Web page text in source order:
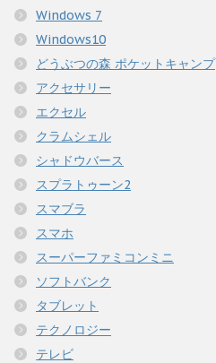
Windows 7
Windows10
どうぶつの森 ポケットキャンプ
アクセサリー
エクセル
クラムシェル
シャドウバース
スプラトゥーン2
スマブラ
スマホ
スーパーファミコンミニ
ソフトバンク
タブレット
テクノロジー
テレビ